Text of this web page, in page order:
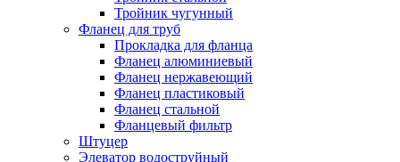
Тройник чугунный
Фланец для труб
Прокладка для фланца
Фланец алюминиевый
Фланец нержавеющий
Фланец пластиковый
Фланец стальной
Фланцевый фильтр
Штуцер
Элеватор водоструйный